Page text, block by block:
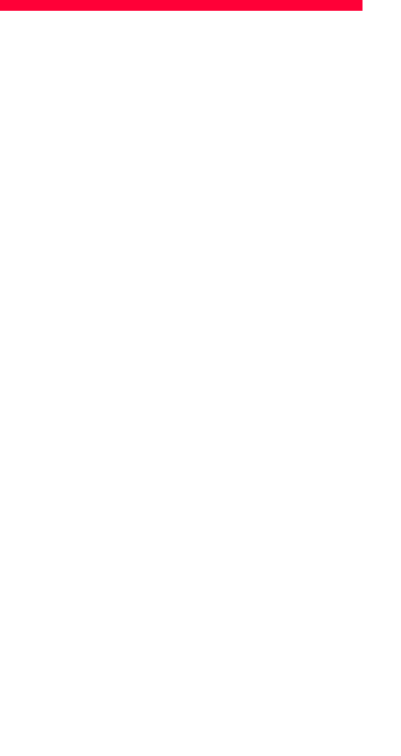
LinkedInTwitterYouTubeinstagramFacebook
TikTok